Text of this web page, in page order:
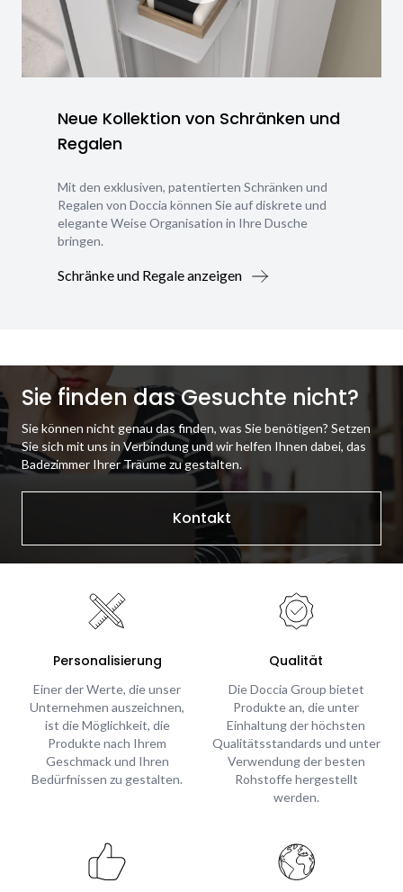
Neue Kollektion von Schränken und
Regalen
Mit den exklusiven, patentierten Schränken und
Regalen von Doccia können Sie auf diskrete und
elegante Weise Organisation in Ihre Dusche
bringen.
Schränke und Regale anzeigen
Sie finden das Gesuchte nicht?
Sie können nicht genau das finden, was Sie benötigen? Setzen
Sie sich mit uns in Verbindung und wir helfen Ihnen dabei, das
Badezimmer Ihrer Träume zu gestalten.
Kontakt
Personalisierung
Einer der Werte, die unser
Unternehmen auszeichnen,
ist die Möglichkeit, die
Produkte nach Ihrem
Geschmack und Ihren
Bedürfnissen zu gestalten.
Qualität
Die Doccia Group bietet
Produkte an, die unter
Einhaltung der höchsten
Qualitätsstandards und unter
Verwendung der besten
Rohstoffe hergestellt
werden.